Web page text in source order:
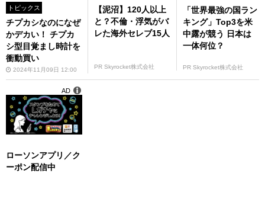
トピックス
チプカシなのになぜ
かデカい！ チプカ
シ型目覚まし時計を
衝動買い
2024年11月09日 12:00
【泥沼】120人以上
と？不倫・浮気がバ
レた海外セレブ15人
PR Skyrocket株式会社
「世界最強の国ラン
キング」Top3を米
中露が競う 日本は
一体何位？
PR Skyrocket株式会社
ローソンアプリ／ク
ーポン配信中
AD